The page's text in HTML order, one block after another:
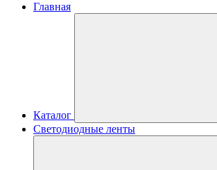
Главная
Каталог
Светодиодные ленты